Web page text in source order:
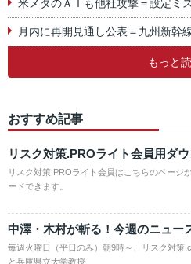
米メタのＡＩも他社攻撃＝設定ミ
月内に再開見通し公表＝九州新幹
もっと
おすすめ記事
リスク対策.PROライト会員用ダ
リスク対策.PROライト会員はこちらのページ
ードできます。
中澤・木村が斬る！今週のニュー
毎週火曜日（平日のみ）朝9時～、リスク対
と兵庫県立大学教授…